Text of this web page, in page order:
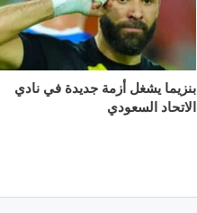
بنزيما يشغل أزمة جديدة في نادي
الاتحاد السعودي